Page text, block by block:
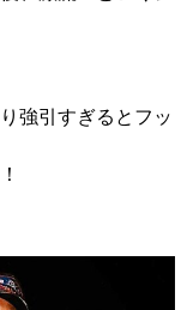
強引すぎるとフッ